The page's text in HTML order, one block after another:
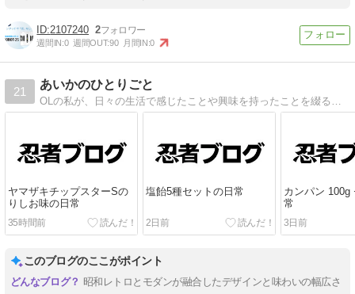
2107240 2
週間IN:0 週間OUT:90 月間IN:0
21
あいかのひとりごと
OLの私が、日々の生活で感じたことや興味を持ったことを綴るブログです。私自身の経験や意見を交え、読者の皆さんと共感できる記事を発信していきたいです。
ヤマザキチップスターSの
りしお味の日常
35時間前
塩飴5種セットの日常
2日前
カンパン 100g
常
3日前
このブログのここがポイント
昭和レトロとモダンが融合したデザインと味わいの幅広さ